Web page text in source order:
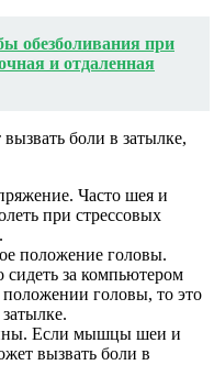
обезболивания при
и отдаленная
боли в затылке,
Часто шея и
при стрессовых
положение головы.
за компьютером
головы, то это
Если мышцы шеи и
вызвать боли в